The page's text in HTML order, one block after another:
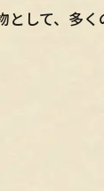
して、多